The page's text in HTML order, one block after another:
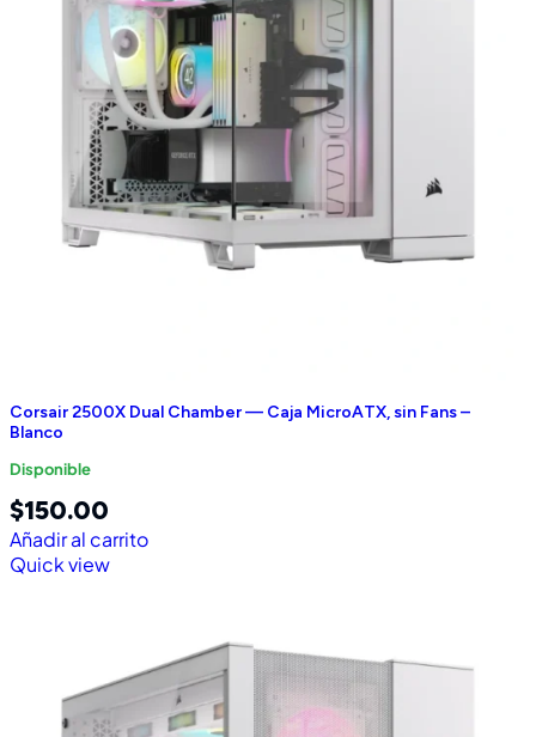
Corsair 2500X Dual Chamber — Caja MicroATX, sin Fans –
Blanco
Disponible
$150.00
Añadir al carrito
Quick view